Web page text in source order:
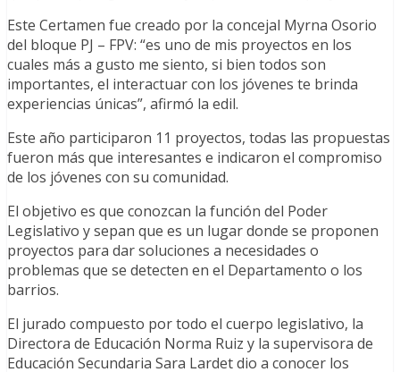
Este Certamen fue creado por la concejal Myrna Osorio
del bloque PJ – FPV: “es uno de mis proyectos en los
cuales más a gusto me siento, si bien todos son
importantes, el interactuar con los jóvenes te brinda
experiencias únicas”, afirmó la edil.
Este año participaron 11 proyectos, todas las propuestas
fueron más que interesantes e indicaron el compromiso
de los jóvenes con su comunidad.
El objetivo es que conozcan la función del Poder
Legislativo y sepan que es un lugar donde se proponen
proyectos para dar soluciones a necesidades o
problemas que se detecten en el Departamento o los
barrios.
El jurado compuesto por todo el cuerpo legislativo, la
Directora de Educación Norma Ruiz y la supervisora de
Educación Secundaria Sara Lardet dio a conocer los